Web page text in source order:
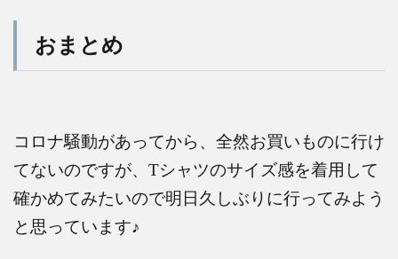
おまとめ
コロナ騒動があってから、全然お買いものに行け
てないのですが、 Tシャツのサイズ感を着用して
確かめてみたいので明日久しぶりに行ってみよう
と思っています♪